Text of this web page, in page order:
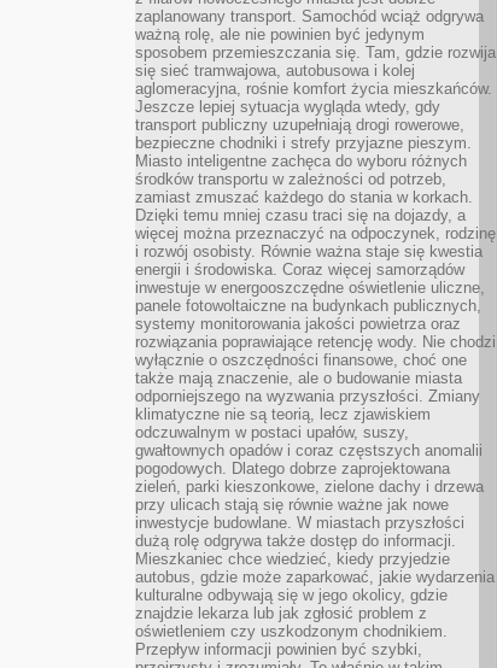
zaplanowany transport. Samochód wciąż odgrywa
ważną rolę, ale nie powinien być jedynym
sposobem przemieszczania się. Tam, gdzie rozwija
się sieć tramwajowa, autobusowa i kolej
aglomeracyjna, rośnie komfort życia mieszkańców.
Jeszcze lepiej sytuacja wygląda wtedy, gdy
transport publiczny uzupełniają drogi rowerowe,
bezpieczne chodniki i strefy przyjazne pieszym.
Miasto inteligentne zachęca do wyboru różnych
środków transportu w zależności od potrzeb,
zamiast zmuszać każdego do stania w korkach.
Dzięki temu mniej czasu traci się na dojazdy, a
więcej można przeznaczyć na odpoczynek, rodzinę
i rozwój osobisty. Równie ważna staje się kwestia
energii i środowiska. Coraz więcej samorządów
inwestuje w energooszczędne oświetlenie uliczne,
panele fotowoltaiczne na budynkach publicznych,
systemy monitorowania jakości powietrza oraz
rozwiązania poprawiające retencję wody. Nie chodzi
wyłącznie o oszczędności finansowe, choć one
także mają znaczenie, ale o budowanie miasta
odporniejszego na wyzwania przyszłości. Zmiany
klimatyczne nie są teorią, lecz zjawiskiem
odczuwalnym w postaci upałów, suszy,
gwałtownych opadów i coraz częstszych anomalii
pogodowych. Dlatego dobrze zaprojektowana
zieleń, parki kieszonkowe, zielone dachy i drzewa
przy ulicach stają się równie ważne jak nowe
inwestycje budowlane. W miastach przyszłości
dużą rolę odgrywa także dostęp do informacji.
Mieszkaniec chce wiedzieć, kiedy przyjedzie
autobus, gdzie może zaparkować, jakie wydarzenia
kulturalne odbywają się w jego okolicy, gdzie
znajdzie lekarza lub jak zgłosić problem z
oświetleniem czy uszkodzonym chodnikiem.
Przepływ informacji powinien być szybki,